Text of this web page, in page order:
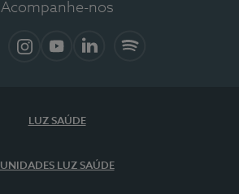
Acompanhe-nos
LUZ SAÚDE
UNIDADES LUZ SAÚDE